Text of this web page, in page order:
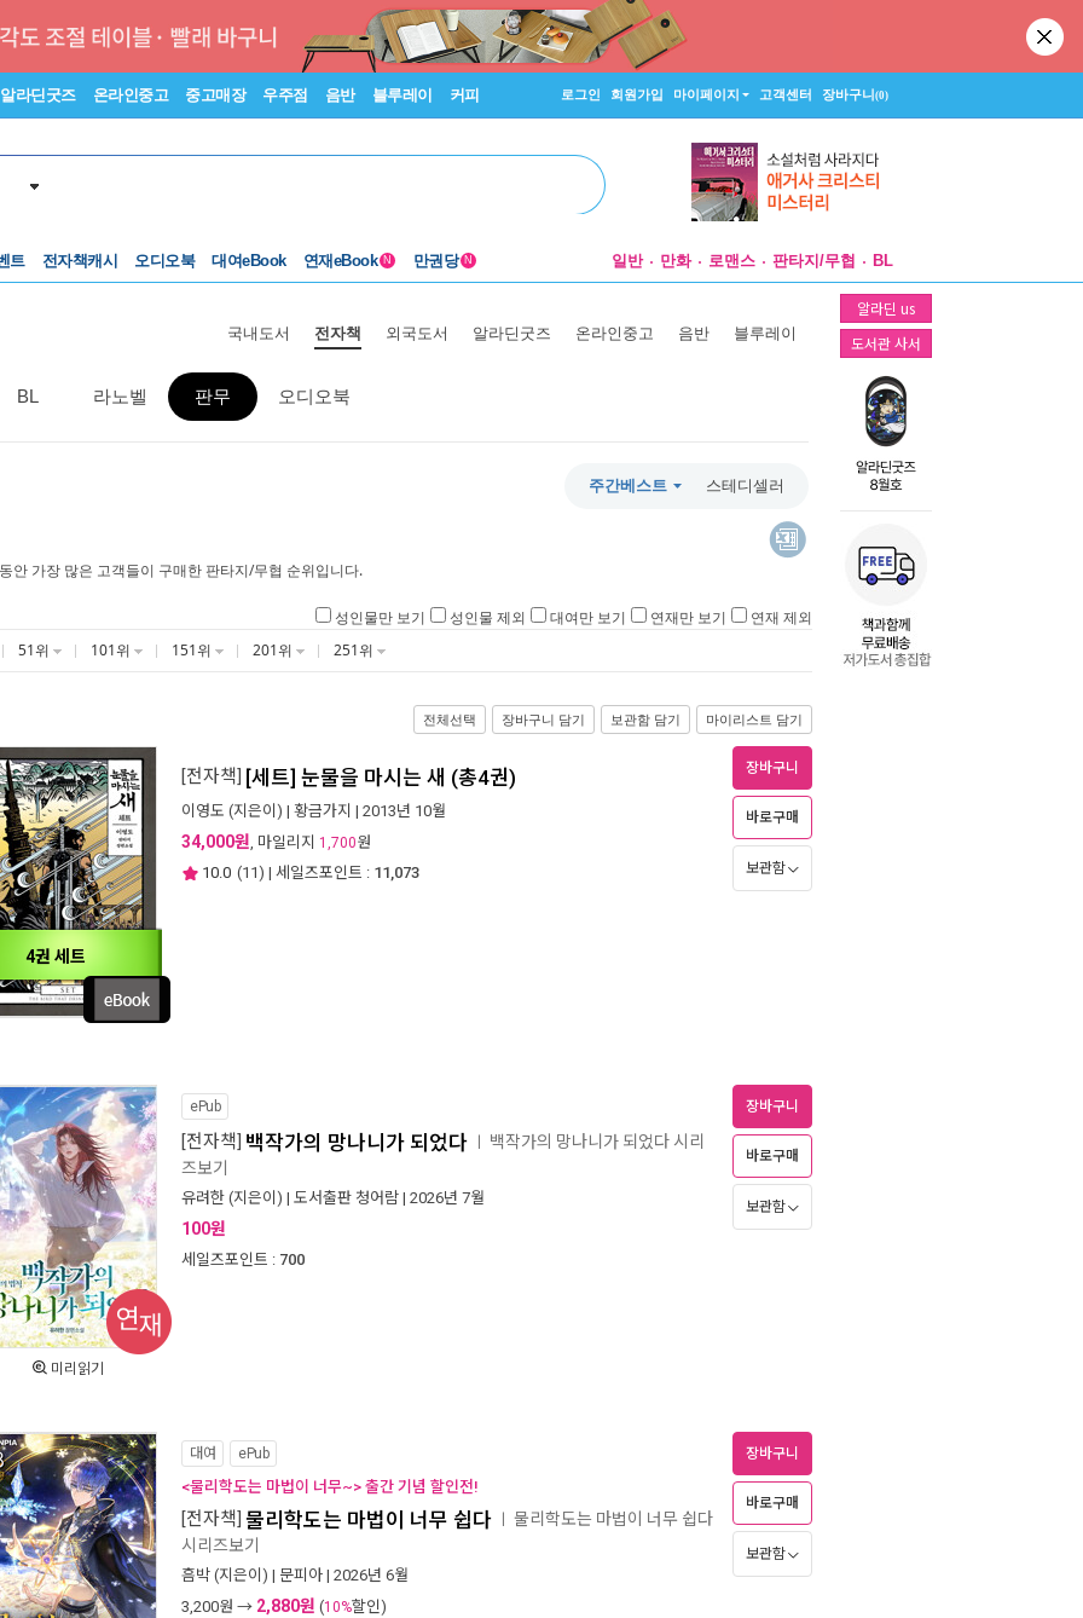
알라딘굿즈 온라인중고 중고매장 우주점 음반 블루레이 커피 로그인 회원가입 마이페이지 고객센터 장바구니(0)
트 전자책캐시 오디오북 대여eBook 연재eBook N 만권당 N 일반 만화 로맨스 판타지/무협 BL
알라딘 us
도서관 사서
국내도서 전자책 외국도서 알라딘굿즈 온라인중고 음반 블루레이
BL 라노벨 판무 오디오북
주간베스트 스테디셀러
안 가장 많은 고객들이 구매한 판타지/무협 순위입니다.
성인물만 보기 성인물 제외 대여만 보기 연재만 보기
연재 제외
51위
101위 151위 201위 251위
전체선택 장바구니 담기 보관함 담기 마이리스트 담기
4권 세트
[전자책] [세트] 눈물을 마시는 새 (총4권)
이영도 (지은이) | 황금가지 | 2013년 10월
34,000원, 마일리지 1,700원
10.0 (11) | 세일즈포인트 : 11,073
장바구니
바로구매
보관함
미리읽기
ePub
[전자책] 백작가의 망나니가 되었다 백작가의 망나니가 되었다 시리
즈보기
유려한 (지은이) | 도서출판 청어람 | 2026년 7월
100원
세일즈포인트 : 700
장바구니
바로구매
보관함
대여 ePub
<물리학도는 마법이 너무~> 출간 기념 할인전!
[전자책] 물리학도는 마법이 너무 쉽다 물리학도는 마법이 너무 쉽다
시리즈보기
흠박 (지은이) | 문피아 | 2026년 6월
3,200원 → 2,880원 (10%할인)
장바구니
바로구매
보관함